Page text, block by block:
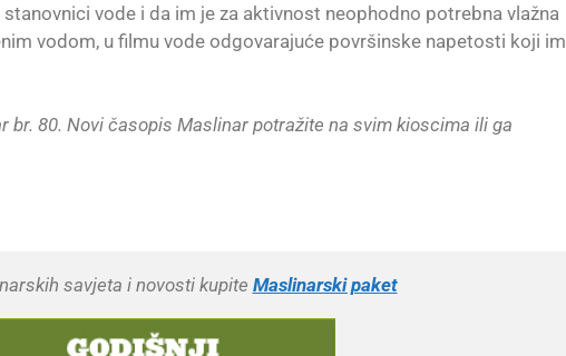
vode i da im je za aktivnost neophodno potrebna vlažna
vodom, u filmu vode odgovarajuće površinske napetosti koji im
br. 80. Novi časopis Maslinar potražite na svim kioscima ili ga
savjeta i novosti kupite Maslinarski paket